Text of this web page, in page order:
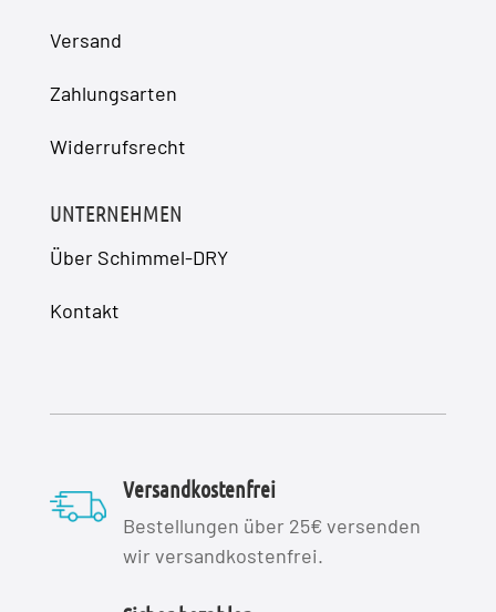
Versand
Zahlungsarten
Widerrufsrecht
UNTERNEHMEN
Über Schimmel-DRY
Kontakt
Versandkostenfrei
Bestellungen über 25€ versenden
wir versandkostenfrei.